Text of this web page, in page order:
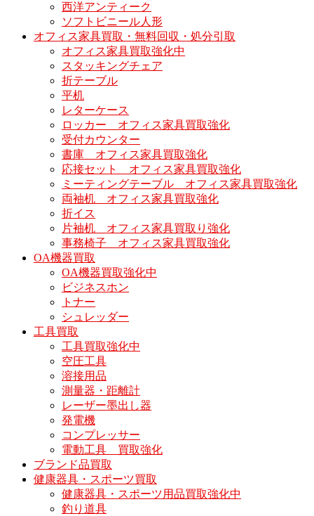
西洋アンティーク
ソフトビニール人形
オフィス家具買取・無料回収・処分引取
オフィス家具買取強化中
スタッキングチェア
折テーブル
平机
レターケース
ロッカー オフィス家具買取強化
受付カウンター
書庫 オフィス家具買取強化
応接セット オフィス家具買取強化
ミーティングテーブル オフィス家具買取強化
両袖机 オフィス家具買取強化
折イス
片袖机 オフィス家具買取り強化
事務椅子 オフィス家具買取強化
OA機器買取
OA機器買取強化中
ビジネスホン
トナー
シュレッダー
工具買取
工具買取強化中
空圧工具
溶接用品
測量器・距離計
レーザー墨出し器
発電機
コンプレッサー
電動工具 買取強化
ブランド品買取
健康器具・スポーツ買取
健康器具・スポーツ用品買取強化中
釣り道具